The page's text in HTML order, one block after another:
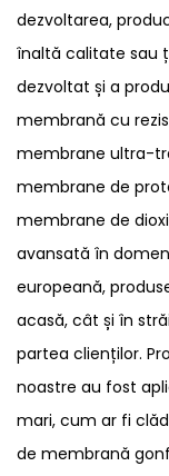
dezvoltarea,
înaltă calitate sau
dezvoltat și a
membrană cu
membrane ultra-
membrane de
membrane de
avansată în
europeană,
acasă, cât și în
partea clienților.
noastre au fost
mari, cum ar fi
de membrană